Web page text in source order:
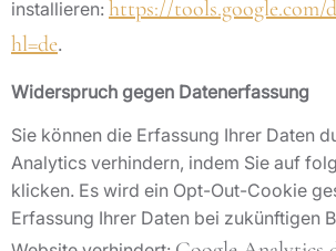
installieren: https://tools.google.com/
hl=de.
Widerspruch gegen Datenerfassung
Sie können die Erfassung Ihrer Daten
Analytics verhindern, indem Sie auf
klicken. Es wird ein Opt-Out-Cookie
Erfassung Ihrer Daten bei zukünftigen